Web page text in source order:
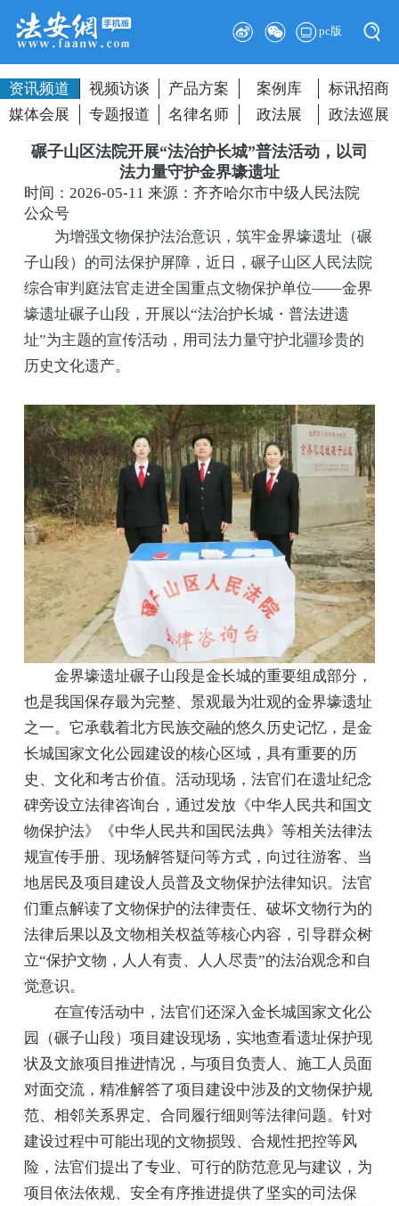
pc版
资讯频道 视频访谈 产品方案 案例库
标讯招商
媒体会展
专题报道 名律名师 政法展 政法巡展
碾子山区法院开展“法治护长城”普法活动，以司
法力量守护金界壕遗址
时间：2026-05-11来源：齐齐哈尔市中级人民法院
公众号
为增强文物保护法治意识，筑牢金界壕遗址（碾
子山段）的司法保护屏障，近日，碾子山区人民法院
综合审判庭法官走进全国重点文物保护单位——金界
壕遗址碾子山段，开展以“法治护长城・普法进遗
址”为主题的宣传活动，用司法力量守护北疆珍贵的
历史文化遗产。
金界壕遗址碾子山段是金长城的重要组成部分，
也是我国保存最为完整、景观最为壮观的金界壕遗址
之一。它承载着北方民族交融的悠久历史记忆，是金
长城国家文化公园建设的核心区域，具有重要的历
史、文化和考古价值。活动现场，法官们在遗址纪念
碑旁设立法律咨询台，通过发放《中华人民共和国文
物保护法》《中华人民共和国民法典》等相关法律法
规宣传手册、现场解答疑问等方式，向过往游客、当
地居民及项目建设人员普及文物保护法律知识。法官
们重点解读了文物保护的法律责任、破坏文物行为的
法律后果以及文物相关权益等核心内容，引导群众树
立“保护文物，人人有责、人人尽责”的法治观念和自
觉意识。
在宣传活动中，法官们还深入金长城国家文化公
园（碾子山段）项目建设现场，实地查看遗址保护现
状及文旅项目推进情况，与项目负责人、施工人员面
对面交流，精准解答了项目建设中涉及的文物保护规
范、相邻关系界定、合同履行细则等法律问题。针对
建设过程中可能出现的文物损毁、合规性把控等风
险，法官们提出了专业、可行的防范意见与建议，为
项目依法依规、安全有序推进提供了坚实的司法保